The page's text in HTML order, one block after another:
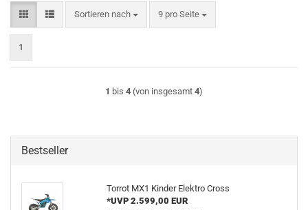
Sortieren nach
Sortieren nach 9 pro Seite
pro Seite
1
1 bis 4 (von insgesamt 4)
Bestseller
Torrot MX1 Kinder Elektro Cross
*UVP 2.599,00 EUR